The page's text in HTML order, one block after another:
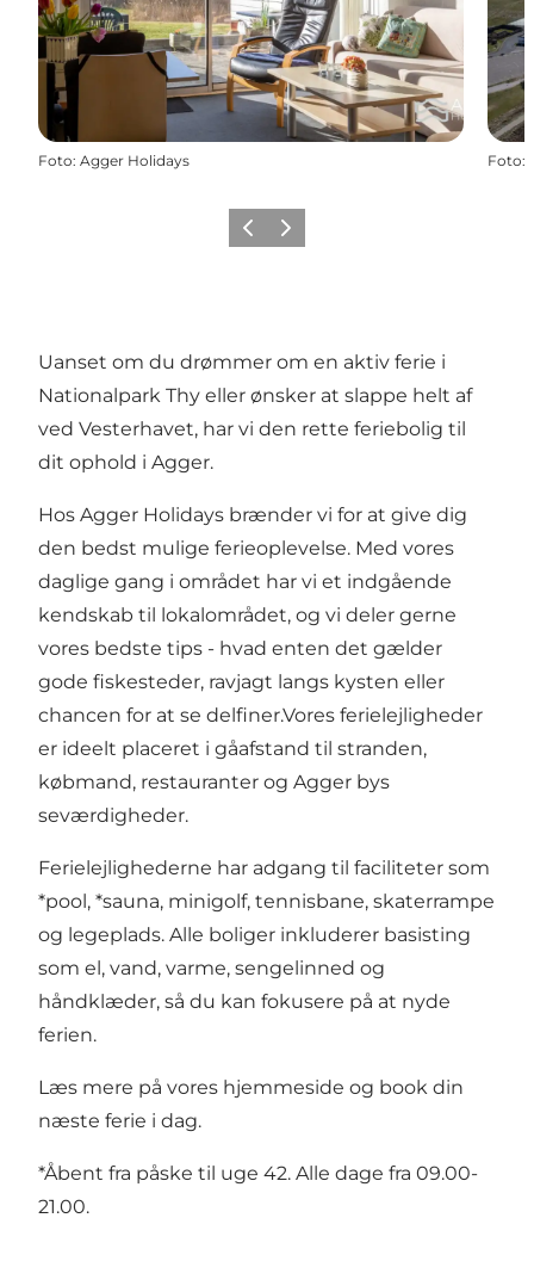
Foto: Agger Holidays Foto:
ForrigeNæste
Uanset om du drømmer om en aktiv ferie i
Nationalpark Thy eller ønsker at slappe helt af
ved Vesterhavet, har vi den rette feriebolig til
dit ophold i Agger.
Hos Agger Holidays brænder vi for at give dig
den bedst mulige ferieoplevelse. Med vores
daglige gang i området har vi et indgående
kendskab til lokalområdet, og vi deler gerne
vores bedste tips - hvad enten det gælder
gode fiskesteder, ravjagt langs kysten eller
chancen for at se delfiner.Vores ferielejligheder
er ideelt placeret i gåafstand til stranden,
købmand, restauranter og Agger bys
seværdigheder.
Ferielejlighederne har adgang til faciliteter som
*pool, *sauna, minigolf, tennisbane, skaterrampe
og legeplads. Alle boliger inkluderer basisting
som el, vand, varme, sengelinned og
håndklæder, så du kan fokusere på at nyde
ferien.
Læs mere på vores hjemmeside og book din
næste ferie i dag.
*Åbent fra påske til uge 42. Alle dage fra 09.00-
21.00.